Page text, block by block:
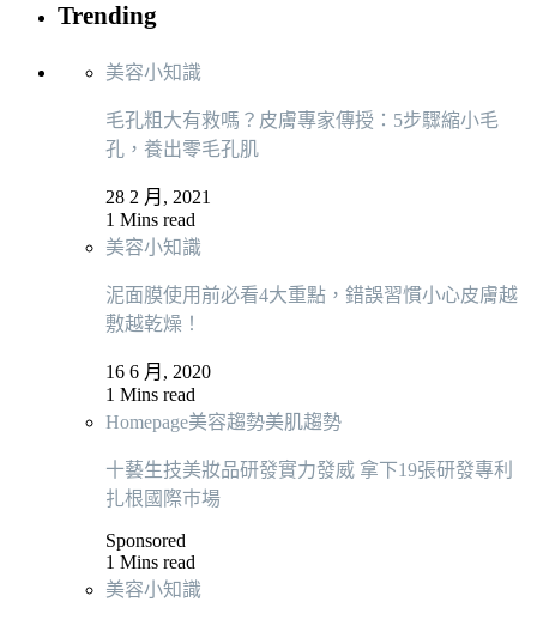
Trending
美容小知識
毛孔粗大有救嗎？皮膚專家傳授：5步驟縮小毛
孔，養出零毛孔肌
28 2 月, 2021
1 Mins read
美容小知識
泥面膜使用前必看4大重點，錯誤習慣小心皮膚越
敷越乾燥！
16 6 月, 2020
1 Mins read
Homepage美容趨勢美肌趨勢
十藝生技美妝品研發實力發威 拿下19張研發專利
扎根國際巿場
Sponsored
1 Mins read
美容小知識